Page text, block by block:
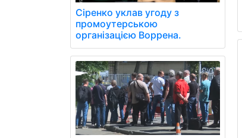
Сіренко уклав угоду з
промоутерською
організацією Воррена.